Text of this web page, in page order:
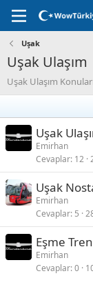
Uşak
Uşak Ulaşım
Uşak Ulaşım
Uşak
Emirhan
Cevaplar 12
Uşak
Emirhan
Cevaplar 5
Eşme
Emirhan
Cevaplar 0